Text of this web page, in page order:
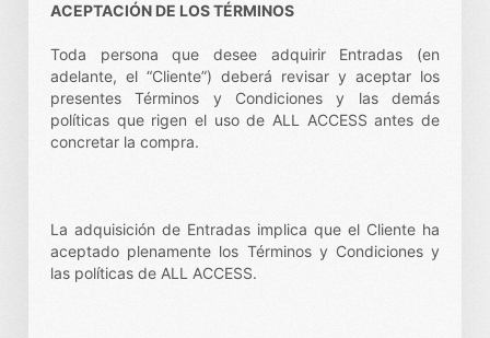
ACEPTACIÓN DE LOS TÉRMINOS
Toda persona que desee adquirir Entradas (en
adelante, el “Cliente”) deberá revisar y aceptar los
presentes Términos y Condiciones y las demás
políticas que rigen el uso de ALL ACCESS antes de
concretar la compra.
La adquisición de Entradas implica que el Cliente ha
aceptado plenamente los Términos y Condiciones y
las políticas de ALL ACCESS.